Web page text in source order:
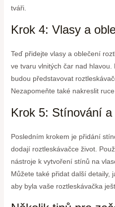
tváři.
Krok 4: Vlasy a
Teď přidejte vlasy a oblečení
ve tvaru vlnitých čar nad
budou představovat
Nezapomeňte také nakreslit
Krok 5: Stínování a
Posledním krokem je přidání
dodají roztleskávačce život.
nástroje k vytvoření stínů na
Můžete také přidat další detaily,
aby byla vaše roztleskávačka